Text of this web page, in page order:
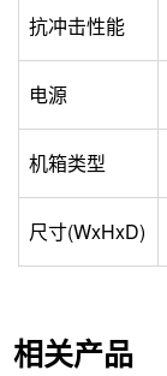
抗冲击性能
电源
机箱类型
尺寸(WxHxD)
相关产品